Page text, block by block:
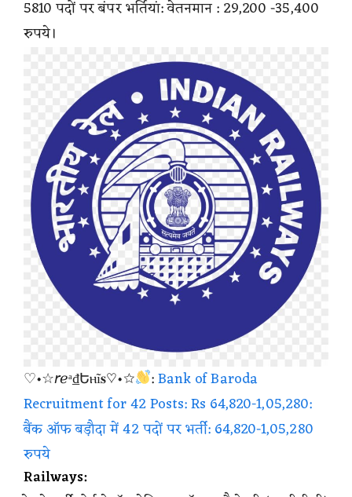
5810 पदों पर बंपर भर्तियां: वेतनमान : 29,200 -35,400
रुपये।
♡•☆𝘳ℯᵃ₫Եⲏĩ𝐬♡•☆ :Bank of Baroda
Recruitment for 42 Posts: Rs 64,820-1,05,280:
बैंक ऑफ बड़ौदा में 42 पदों पर भर्ती: 64,820-1,05,280
रुपये
Railways: